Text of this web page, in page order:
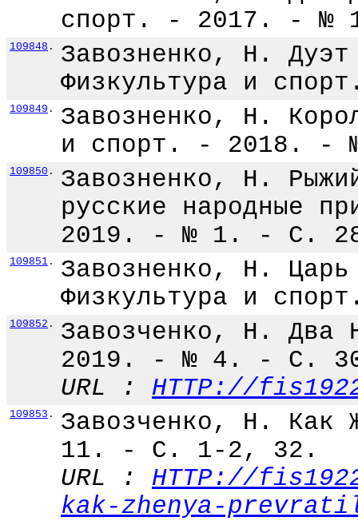
спорт. - 2017. - №
109848 .
Завозненко, Н.
Физкультура и
109849 .
Завозненко, Н.
и спорт. - 2018.
109850 .
Завозненко, Н.
русские народные
2019. - № 1. - С.
109851 .
Завозненко, Н.
Физкультура и
109852 .
Завозченко, Н. Два
2019. - № 4. - С.
URL : HTTP://
109853 .
Завозченко, Н. Как
11. - С. 1-2, 32.
URL : HTTP://
kak-zhenya-